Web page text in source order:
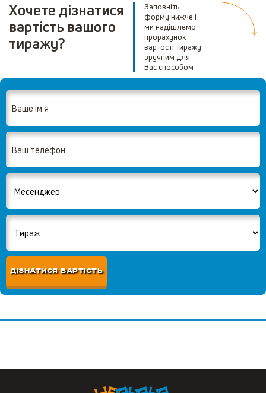
Хочете дізнатися
вартість вашого
тиражу?
Заповніть
форму нижче і
ми надішлемо
прорахунок
вартості тиражу
зручним для
Вас способом
ДІЗНАТИСЯ ВАРТІСТЬ